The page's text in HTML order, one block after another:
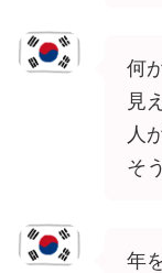
何
見
人
そ
年